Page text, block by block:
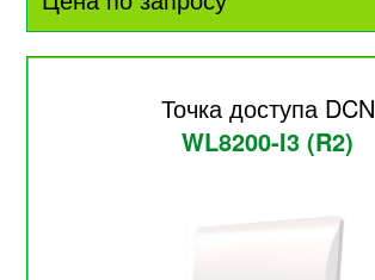
Точка доступа DCN
WL8200-I3 (R2)